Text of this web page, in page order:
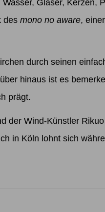
Gläser, Kerzen,
des mono no aware,
durch seinen
hinaus ist es
prägt.
der Wind-Künstler
in Köln lohnt sich